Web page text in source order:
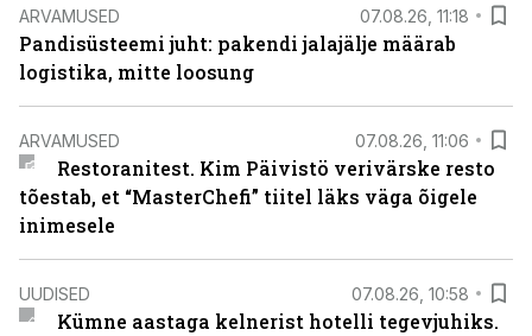
ARVAMUSED 07.08.26, 11:18
Pandisüsteemi juht: pakendi jalajälje määrab
logistika, mitte loosung
ARVAMUSED 07.08.26, 11:06
Restoranitest. Kim Päivistö verivärske resto
tõestab, et “MasterChefi” tiitel läks väga õigele
inimesele
UUDISED 07.08.26, 10:58
Kümne aastaga kelnerist hotelli tegevjuhiks.